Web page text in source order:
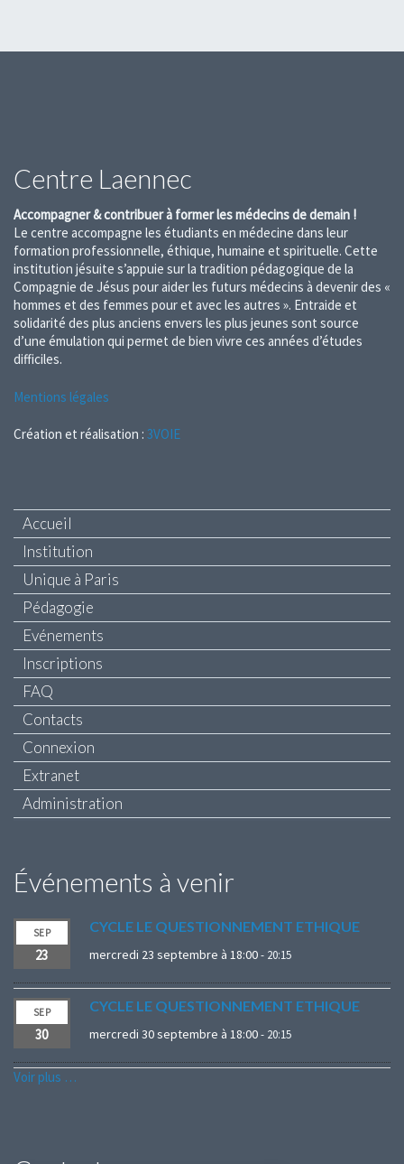
Centre Laennec
Accompagner & contribuer à former les médecins de demain !
Le centre accompagne les étudiants en médecine dans leur
formation professionnelle, éthique, humaine et spirituelle. Cette
institution jésuite s’appuie sur la tradition pédagogique de la
Compagnie de Jésus pour aider les futurs médecins à devenir des «
hommes et des femmes pour et avec les autres ». Entraide et
solidarité des plus anciens envers les plus jeunes sont source
d’une émulation qui permet de bien vivre ces années d’études
difficiles.
Mentions légales
Création et réalisation : 3VOIE
Accueil
Institution
Unique à Paris
Pédagogie
Evénements
Inscriptions
FAQ
Contacts
Connexion
Extranet
Administration
Événements à venir
SEP
23
CYCLE LE QUESTIONNEMENT ETHIQUE
mercredi 23 septembre à 18:00- 20:15
SEP
30
CYCLE LE QUESTIONNEMENT ETHIQUE
mercredi 30 septembre à 18:00- 20:15
Voir plus …